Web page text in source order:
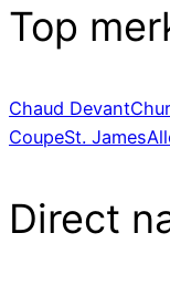
Top
Chaud Devant
CoupeSt. James
Direct